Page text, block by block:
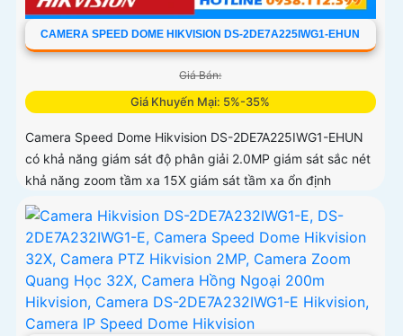
CAMERA SPEED DOME HIKVISION DS-2DE7A225IWG1-EHUN
Giá Bán:
Giá Khuyến Mại: 5%-35%
Camera Speed Dome Hikvision DS-2DE7A225IWG1-EHUN
có khả năng giám sát độ phân giải 2.0MP giám sát sắc nét
khả năng zoom tầm xa 15X giám sát tầm xa ổn định